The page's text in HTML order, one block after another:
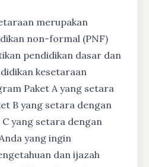
merupakan
non-formal (PNF)
pendidikan dasar dan
kesetaraan
Paket A yang setara
B yang setara dengan
C yang setara dengan
yang ingin
dan ijazah